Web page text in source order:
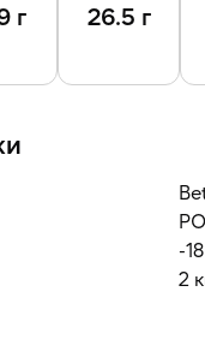
г 26.5 г
-
2